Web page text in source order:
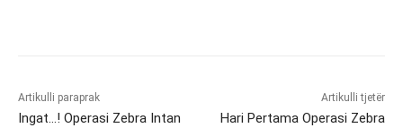
Artikulli paraprak
Ingat…! Operasi Zebra Intan
Artikulli tjetër
Hari Pertama Operasi Zebra